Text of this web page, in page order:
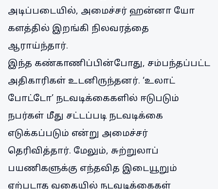
அடிப்படையில், அமைச்சர் ஹன்னா யோ
களத்தில் இறங்கி நிலவரத்தை
ஆராய்ந்தார்.
இந்த கண்காணிப்பின்போது, சம்பந்தப்பட்ட
அதிகாரிகள் உடனிருந்தனர். ‘உலாட்
போட்டோ’ நடவடிக்கைகளில் ஈடுபடும்
நபர்கள் மீது சட்டப்படி நடவடிக்கை
எடுக்கப்படும் என்று அமைச்சர்
தெரிவித்தார். மேலும், சுற்றுலாப்
பயணிகளுக்கு எந்தவித இடையூறும்
ஏற்படாத வகையில் நடவடிக்கைகள்